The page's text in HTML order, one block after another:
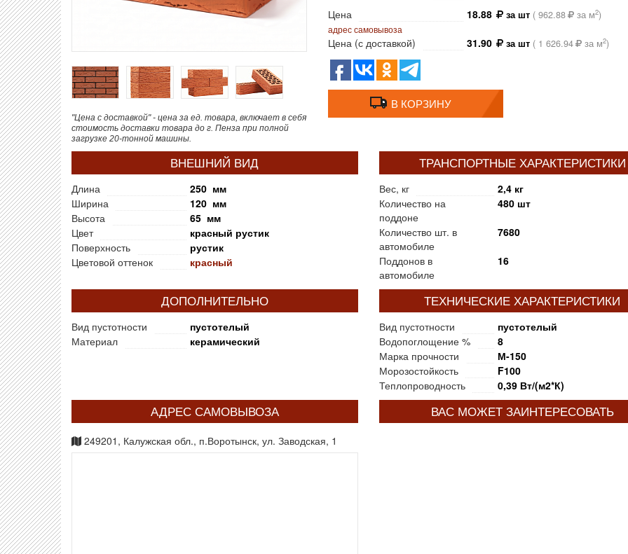
"Цена с доставкой" - цена за ед. товара, включает в себя
стоимость доставки товара до г. Пенза при полной
загрузке 20-тонной машины.
Цена
18.88 за шт (962.88 за м2)
адрес самовывоза
Цена (с доставкой) 31.90 за шт ( 1 626.94 за м2)
В КОРЗИНУ
ВНЕШНИЙ ВИД
Длина
250 мм
Ширина
120 мм
Высота
65 мм
Цвет
красный рустик
Поверхность
рустик
Цветовой оттенок
красный
ТРАНСПОРТНЫЕ ХАРАКТЕРИСТИКИ
Вес, кг
2,4 кг
Количество на
поддоне
480 шт
Количество шт. в
автомобиле
7680
Поддонов в
автомобиле
16
ДОПОЛНИТЕЛЬНО
Вид пустотности
пустотелый
Материал
керамический
ТЕХНИЧЕСКИЕ ХАРАКТЕРИСТИКИ
Вид пустотности
пустотелый
Водопоглощение %
8
Марка прочности
М-150
Морозостойкость
F100
Теплопроводность
0,39 Вт/(м2*К)
АДРЕС САМОВЫВОЗА
249201, Калужская обл., п.Воротынск, ул. Заводская, 1
ВАС МОЖЕТ ЗАИНТЕРЕСОВАТЬ